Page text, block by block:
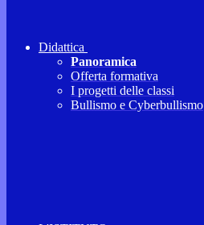
Didattica
Panoramica
Offerta formativa
I progetti delle classi
Bullismo e Cyberbullismo